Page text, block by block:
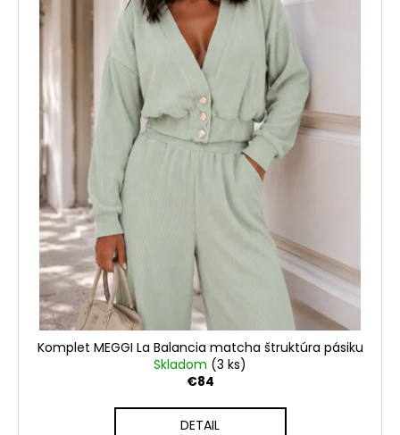
Komplet MEGGI La Balancia matcha štruktúra pásiku
Skladom (3 ks)
€84
DETAIL